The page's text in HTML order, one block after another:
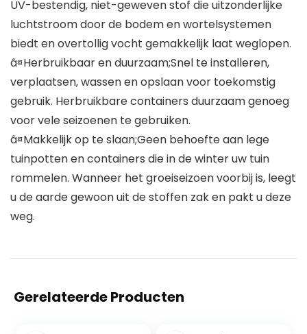
UV-bestendig, niet-geweven stof die uitzonderlijke
luchtstroom door de bodem en wortelsystemen
biedt en overtollig vocht gemakkelijk laat weglopen.
â¤Herbruikbaar en duurzaam;Snel te installeren,
verplaatsen, wassen en opslaan voor toekomstig
gebruik. Herbruikbare containers duurzaam genoeg
voor vele seizoenen te gebruiken.
â¤Makkelijk op te slaan;Geen behoefte aan lege
tuinpotten en containers die in de winter uw tuin
rommelen. Wanneer het groeiseizoen voorbij is, leegt
u de aarde gewoon uit de stoffen zak en pakt u deze
weg.
Gerelateerde Producten